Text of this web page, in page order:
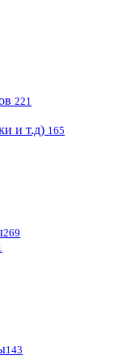
221
и т.д) 165
269
143